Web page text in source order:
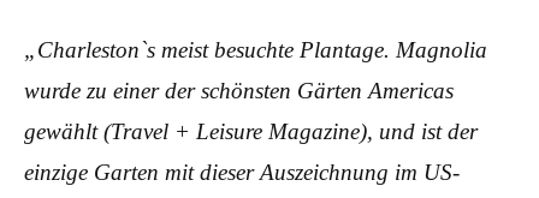
„Charleston`s meist besuchte Plantage. Magnolia
wurde zu einer derschönsten Gärten Americas
gewählt(Travel + Leisure Magazine), und ist der
einzige Garten mit dieser Auszeichnung im US-